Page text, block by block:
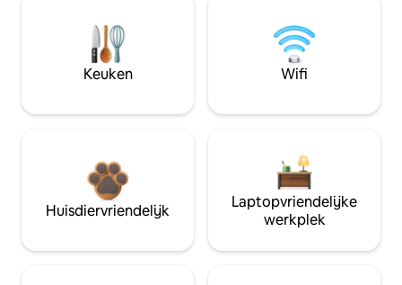
Keuken Wifi
Huisdiervriendelijk
Laptopvriendelijke
werkplek